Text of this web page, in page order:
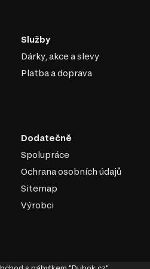
materiálů v
a teplotou za přidání
Služby
Dárky, akce a slevy
Platba a doprava
Dodatečně
Spolupráce
Ochrana osobních údajů
Sitemap
Výrobci